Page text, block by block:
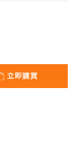
立即購買